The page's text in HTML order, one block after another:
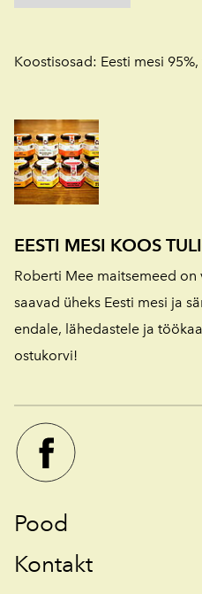
Koostisosad: Eesti mesi 95%,
EESTI MESI KOOS
Roberti Mee maitsemeed on
saavad üheks Eesti mesi ja
endale, lähedastele ja
ostukorvi!
Pood
Kontakt